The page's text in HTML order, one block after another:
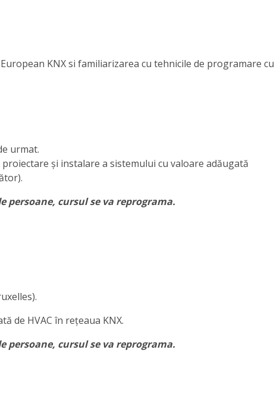
KNX si familiarizarea cu tehnicile de programare cu
urmat.
și instalare a sistemului cu valoare adăugată
cursul se va reprograma.
de HVAC în rețeaua KNX.
cursul se va reprograma.